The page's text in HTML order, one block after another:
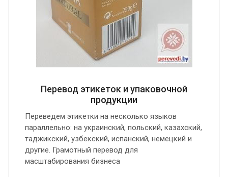
Перевод этикеток и упаковочной
продукции
Переведем этикетки на несколько языков
параллельно: на украинский, польский, казахский,
таджикский, узбекский, испанский, немецкий и
другие. Грамотный перевод для
масштабирования бизнеса